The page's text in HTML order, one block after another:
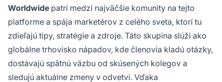
Worldwide patrí medzi najväčšie komunity na tejto
platforme a spája marketérov z celého sveta, ktorí tu
zdieľajú tipy, stratégie a zdroje. Táto skupina slúži ako
globálne trhovisko nápadov, kde členovia kladú otázky,
dostávajú spätnú väzbu od skúsených kolegov a
sledujú aktuálne zmeny v odvetví. Vďaka